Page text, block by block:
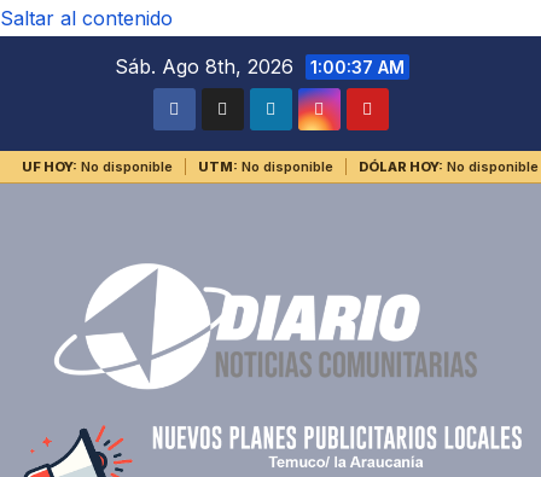
Saltar al contenido
Sáb. Ago 8th, 2026
1:00:37 AM
UF HOY: No disponible UTM: No disponible DÓLAR HOY: No disponible